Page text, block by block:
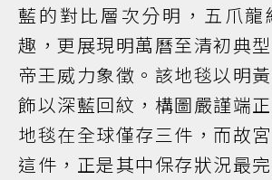
藍的對比層次分明，五爪龍
趣，更展現明萬曆至清初典
帝王威力象徵。該地毯以明
飾以深藍回紋，構圖嚴謹端
地毯在全球僅存三件，而故
這件，正是其中保存狀況最